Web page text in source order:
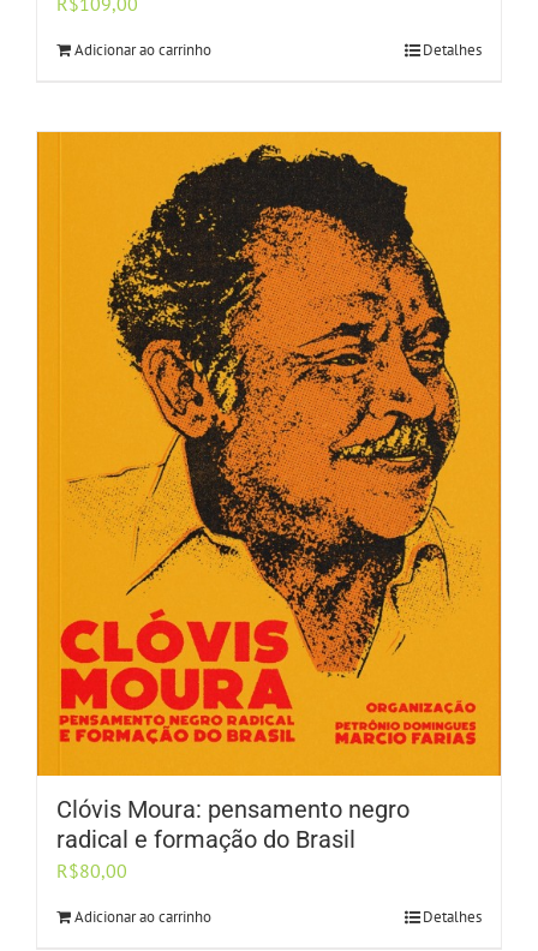
Adicionar ao carrinho Detalhes
Clóvis Moura: pensamento negro
radical e formação do Brasil
R$80,00
Adicionar ao carrinho Detalhes